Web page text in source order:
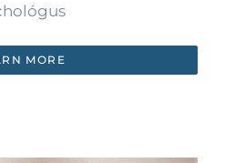
MORE